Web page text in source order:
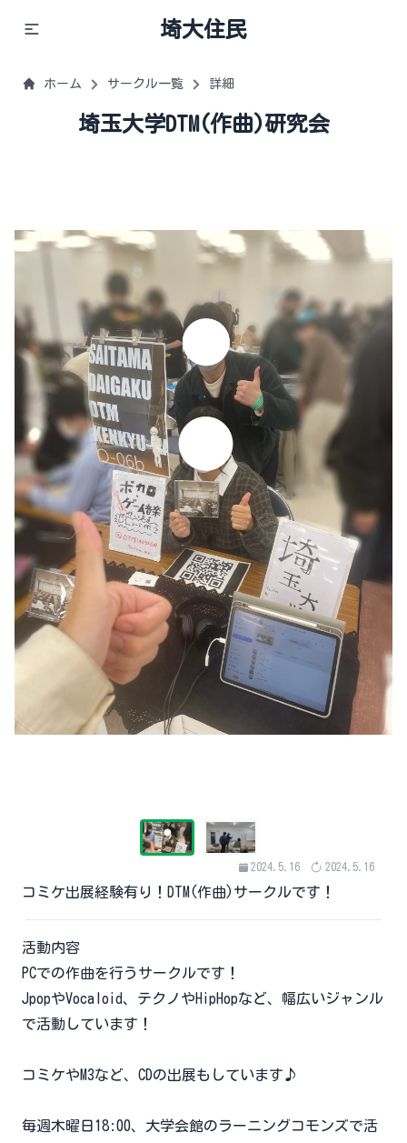
埼大住民
ホーム サークル一覧 詳細
埼玉大学DTM(作曲)研究会
2024.5.16 2024.5.16
コミケ出展経験有り！DTM(作曲)サークルです！
活動内容
PCでの作曲を行うサークルです！
JpopやVocaloid、テクノやHipHopなど、幅広いジャンル
で活動しています！
コミケやM3など、CDの出展もしています♪
毎週木曜日18:00、大学会館のラーニングコモンズで活